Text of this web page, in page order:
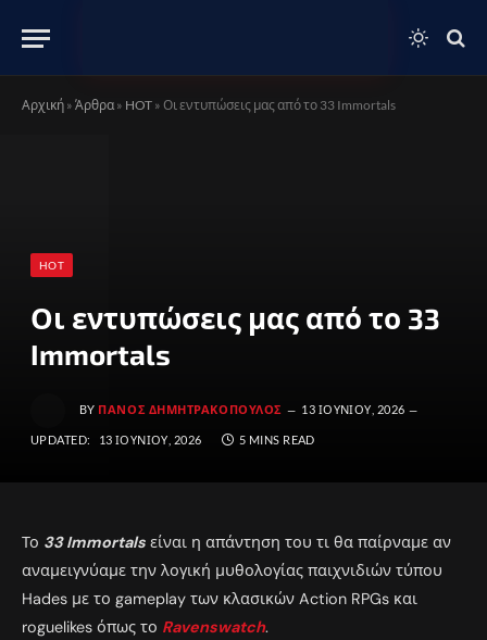
Αρχική » Άρθρα » HOT » Οι εντυπώσεις μας από το 33 Immortals
HOT
Οι εντυπώσεις μας από το 33
Immortals
BY ΠΆΝΟΣ ΔΗΜΗΤΡΑΚΌΠΟΥΛΟΣ 13 ΙΟΥΝΊΟΥ, 2026
UPDATED: 13 ΙΟΥΝΊΟΥ, 2026 5 MINS READ
Το 33 Immortals είναι η απάντηση του τι θα παίρναμε αν
αναμειγνύαμε την λογική μυθολογίας παιχνιδιών τύπου
Hades με το gameplay των κλασικών Action RPGs και
roguelikes όπως το Ravenswatch.